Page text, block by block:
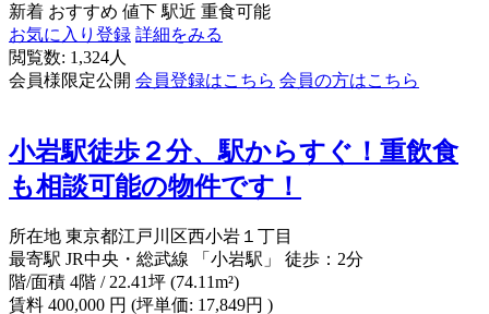
新着 おすすめ 値下 駅近 重食可能
お気に入り登録 詳細をみる
閲覧数: 1,324人
会員様限定公開 会員登録はこちら 会員の方はこちら
小岩駅徒歩２分、駅からすぐ！重飲食
も相談可能の物件です！
所在地 東京都江戸川区西小岩１丁目
最寄駅 JR中央・総武線 「小岩駅」 徒歩：2分
階/面積 4階 / 22.41坪 (74.11m²)
賃料 400,000 円 (坪単価: 17,849円 )